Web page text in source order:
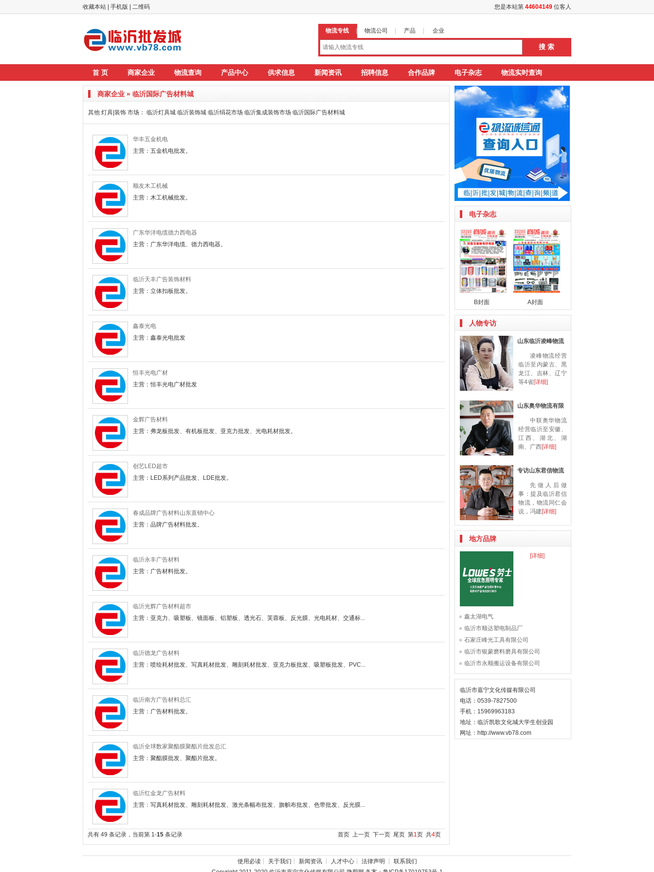
收藏本站 手机版 二维码 您是本站第 44604149 位客人
物流专线 物流公司 产品 企业
首 页 商家企业 物流查询 产品中心 供求信息 新闻资讯 招聘信息 合作品牌 电子杂志 物流实时查询
商家企业 » 临沂国际广告材料城
其他 灯具|装饰 市场： 临沂灯具城 临沂装饰城 临沂绢花市场 临沂集成装饰市场 临沂国际广告材料城
华丰五金机电
主营：五金机电批发。
顺友木工机械
主营：木工机械批发。
广东华洋电缆德力西电器
主营：广东华洋电缆、德力西电器。
临沂天丰广告装饰材料
主营：立体扣板批发。
鑫泰光电
主营：鑫泰光电批发
恒丰光电广材
主营：恒丰光电广材批发
金辉广告材料
主营：弗龙板批发、有机板批发、亚克力批发、光电耗材批发。
创艺LED超市
主营：LED系列产品批发、LDE批发。
春成品牌广告材料山东直销中心
主营：品牌广告材料批发。
临沂永丰广告材料
主营：广告材料批发。
临沂光辉广告材料超市
主营：亚克力、吸塑板、镜面板、铝塑板、透光石、芙蓉板、反光膜、光电耗材、交通标...
临沂德龙广告材料
主营：喷绘耗材批发、写真耗材批发、雕刻耗材批发、亚克力板批发、吸塑板批发、PVC...
临沂南方广告材料总汇
主营：广告材料批发。
临沂全球数家聚酯膜聚酯片批发总汇
主营：聚酯膜批发、聚酯片批发。
临沂红金龙广告材料
主营：写真耗材批发、雕刻耗材批发、激光条幅布批发、旗帜布批发、色带批发、反光膜...
共有 49 条记录，当前第 1-15 条记录 首页 上一页 下一页 尾页 第1页 共4页
电子杂志
B封面 A封面
人物专访
山东临沂凌峰物流
凌峰物流经营
临沂至内蒙古、黑
龙江、吉林、辽宁
等4省[详细]
山东奥华物流有限
中联奥华物流
经营临沂至安徽、
江西、湖北、湖
南、广西[详细]
专访山东君信物流
先做人后做
事：提及临沂君信
物流，物流同仁会
说，冯建 [详细]
地方品牌
[详细]
鑫太湖电气
临沂市顺达塑电制品厂
石家庄峰光工具有限公司
临沂市银蒙磨料磨具有限公司
临沂市永顺搬运设备有限公司
临沂市嘉宁文化传媒有限公司
电话：0539-7827500
手机：15969963183
地址：临沂凯歌文化城大学生创业园
网址：http://www.vb78.com
使用必读┊ 关于我们 ┊ 新闻资讯 ┊ 人才中心┊ 法律声明 ┊ 联系我们